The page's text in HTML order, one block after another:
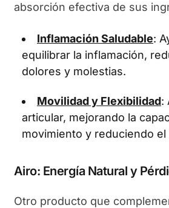
absorción efectiva de sus
Inflamación Saludable:
equilibrar la inflamación,
dolores y molestias.
Movilidad y Flexibilidad:
articular, mejorando la
movimiento y reduciendo el
Airo: Energía Natural y
Otro producto que